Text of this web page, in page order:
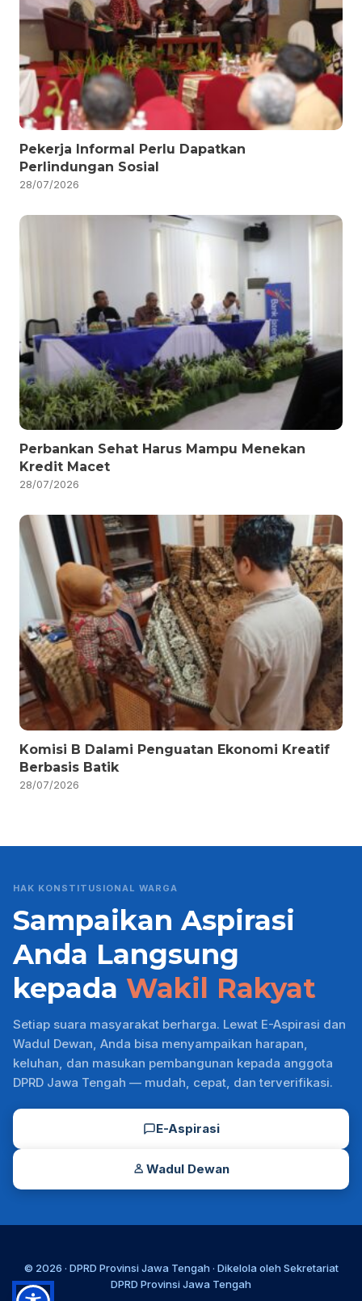
Pekerja Informal Perlu Dapatkan
Perlindungan Sosial
28/07/2026
Perbankan Sehat Harus Mampu Menekan
Kredit Macet
28/07/2026
Komisi B Dalami Penguatan Ekonomi Kreatif
Berbasis Batik
28/07/2026
HAK KONSTITUSIONAL WARGA
Sampaikan Aspirasi
Anda Langsung
kepada Wakil Rakyat
Setiap suara masyarakat berharga. Lewat E-Aspirasi dan
Wadul Dewan, Anda bisa menyampaikan harapan,
keluhan, dan masukan pembangunan kepada anggota
DPRD Jawa Tengah — mudah, cepat, dan terverifikasi.
E-Aspirasi
Wadul Dewan
© 2026 · DPRD Provinsi Jawa Tengah · Dikelola oleh Sekretariat
DPRD Provinsi Jawa Tengah